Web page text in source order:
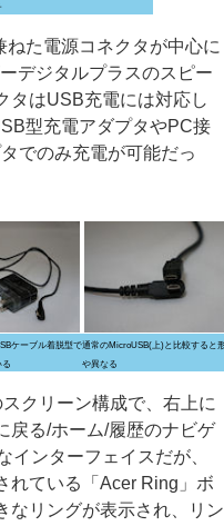
た電源コネクタが中心に
デジタルプラスのスピー
タはUSB充電には対応し
型充電アダプタやPC接
でのみ充電が可能だっ
ケーブル着脱型で
る
通常のMicroUSB(上)と比較すると
や異なる
クリーン構成で、右上に
戻る/ホーム/履歴のナビゲ
インターフェイスだが、
れている「Acer Ring」ボ
なリングが表示され、リン